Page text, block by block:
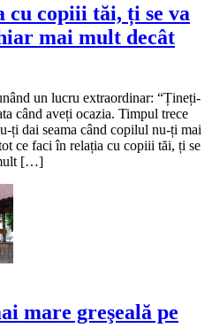
cu copiii tăi, ți se va
mai mult decât
un lucru extraordinar: “Țineți-
când aveți ocazia. Timpul trece
ți dai seama când copilul nu-ți mai
ce faci în relația cu copiii tăi, ți se
[…]
mare greşeală pe